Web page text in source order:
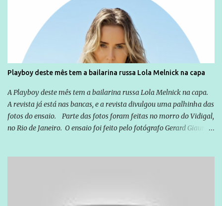
cotidiana, corriqueira e cada vez mais preocupantes, do tipo que
você já esta acostumado a ver neste espaço, vou trabalhar a ideia
que possibilite distribuir não só informações, mas que gere de
forma consistente a riqueza do conhecimento... Exemplo: o
cidadão brasileiro não precisa só ser informado sobre operações
da Lava Jato, Reformas que podem retirar ou não direitos, ou
quem vai ser preso ou não; é preciso levar até as pessoas, do mais
simples ao mais burguês, o que diz a nossa Constituição, quais são
seus direitos e deveres em ...
Playboy deste mês tem a bailarina russa Lola Melnick na capa
A Playboy deste mês tem a bailarina russa Lola Melnick na capa.
A revista já está nas bancas, e a revista divulgou uma palhinha das
fotos do ensaio. Parte das fotos foram feitas no morro do Vidigal,
no Rio de Janeiro. O ensaio foi feito pelo fotógrafo Gerard Giaume